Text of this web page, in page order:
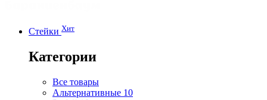
Стейки Хит
Категории
Все товары
Альтернативные 10